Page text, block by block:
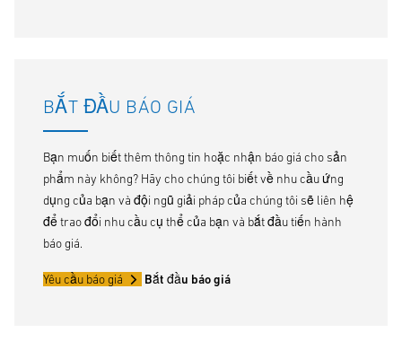
BẮT ĐẦU BÁO GIÁ
Bạn muốn biết thêm thông tin hoặc nhận báo giá cho sản
phẩm này không? Hãy cho chúng tôi biết về nhu cầu ứng
dụng của bạn và đội ngũ giải pháp của chúng tôi sẽ liên hệ
để trao đổi nhu cầu cụ thể của bạn và bắt đầu tiến hành
báo giá.
Yêu cầu báo giá Bắt đầu báo giá